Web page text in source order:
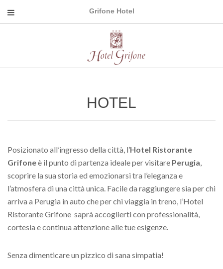
Grifone Hotel
HOTEL
Posizionato all’ingresso della città, l’Hotel Ristorante
Grifoneè il punto di partenza ideale per visitare Perugia,
scoprire la sua storia ed emozionarsi tra l’eleganza e
l’atmosfera di una città unica. Facile da raggiungere sia per chi
arriva a Perugia in auto che per chi viaggia in treno, l’Hotel
Ristorante Grifone saprà accoglierti con professionalità,
cortesia e continua attenzione alle tue esigenze.
Senza dimenticare un pizzico di sana simpatia!